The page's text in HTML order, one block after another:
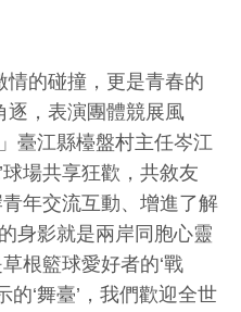
的碰撞，更是青春的
逐，表演團體競展風
臺江縣檯盤村主任岑江
球場共享狂歡，共敘友
青年交流互動、增進了解
身影就是兩岸同胞心靈
根籃球愛好者的‘戰
的‘舞臺’，我們歡迎全世